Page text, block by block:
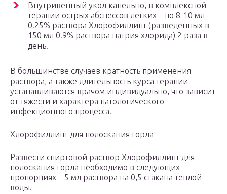
Внутривенный укол капельно, в комплексной
терапии острых абсцессов легких – по 8-10 мл
0.25% раствора Хлорофиллипт (разведенных в
150 мл 0.9% раствора натрия хлорида) 2 раза в
день.
В большинстве случаев кратность применения
раствора, а также длительность курса терапии
устанавливаются врачом индивидуально, что зависит
от тяжести и характера патологического
инфекционного процесса.
Хлорофиллипт для полоскания горла
Развести спиртовой раствор Хлорофиллипт для
полоскания горла необходимо в следующих
пропорциях – 5 мл раствора на 0,5 стакана теплой
воды.